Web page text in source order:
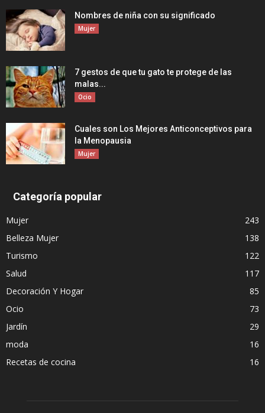
Nombres de niña con su significado
Mujer
7 gestos de que tu gato te protege de las
malas...
Ocio
Cuales son Los Mejores Anticonceptivos para
la Menopausia
Mujer
Categoría popular
Mujer
243
Belleza Mujer
138
Turismo
122
Salud
117
Decoración Y Hogar
85
Ocio
73
Jardín
29
moda
16
Recetas de cocina
16